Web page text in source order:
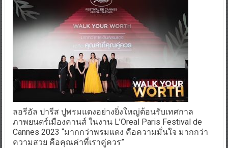
ลอรีอัล ปารีส ปูพรมแดงอย่างยิ่งใหญ่ต้อนรับเทศกาล
ภาพยนตร์เมืองคานส์ ในงาน L’Oreal Paris Festival de
Cannes 2023 “มากกว่าพรมแดง คือความมั่นใจ มากกว่า
ความสวย คือคุณค่าที่เราคู่ควร”